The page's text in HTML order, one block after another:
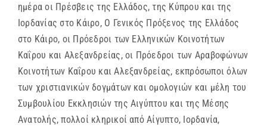
ημέρα οι Πρέσβεις της Ελλάδος, της Κύπρου και της
Ιορδανίας στο Κάιρο, Ο Γενικός Πρόξενος της Ελλάδος
στο Κάιρο, οι Πρόεδροι των Ελληνικών Κοινοτήτων
Καΐρου και Αλεξανδρείας, οι Πρόεδροι των Αραβοφώνων
Κοινοτήτων Καΐρου και Αλεξανδρείας, εκπρόσωποι όλων
των χριστιανικών δογμάτων και ομολογιών και μέλη του
Συμβουλίου Εκκλησιών της Αιγύπτου και της Μέσης
Ανατολής, πολλοί κληρικοί από Αίγυπτο, Ιορδανία,